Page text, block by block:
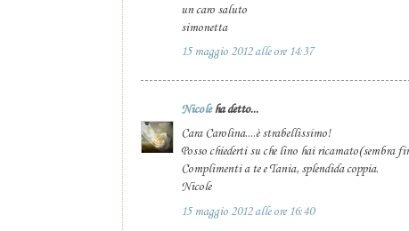
un caro saluto
simonetta
15 maggio 2012 alle ore 14:37
Nicoleha detto...
Cara Carolina....è strabellissimo!
Posso chiederti su che lino hai ricamato(sembra
Complimenti a te e Tania, splendida coppia.
Nicole
15 maggio 2012 alle ore 16:40